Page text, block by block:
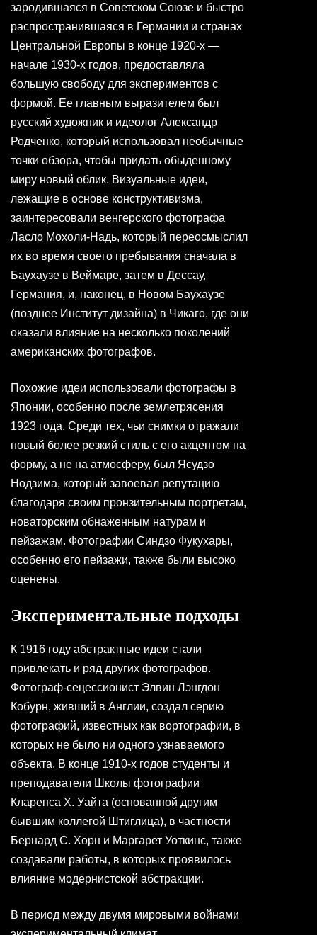
зародившаяся в Советском Союзе и быстро
распространившаяся в Германии и странах
Центральной Европы в конце 1920-х —
начале 1930-х годов, предоставляла
большую свободу для экспериментов с
формой. Ее главным выразителем был
русский художник и идеолог Александр
Родченко, который использовал необычные
точки обзора, чтобы придать обыденному
миру новый облик. Визуальные идеи,
лежащие в основе конструктивизма,
заинтересовали венгерского фотографа
Ласло Мохоли-Надь, который переосмыслил
их во время своего пребывания сначала в
Баухаузе в Веймаре, затем в Дессау,
Германия, и, наконец, в Новом Баухаузе
(позднее Институт дизайна) в Чикаго, где они
оказали влияние на несколько поколений
американских фотографов.
Похожие идеи использовали фотографы в
Японии, особенно после землетрясения
1923 года. Среди тех, чьи снимки отражали
новый более резкий стиль с его акцентом на
форму, а не на атмосферу, был Ясудзо
Нодзима, который завоевал репутацию
благодаря своим пронзительным портретам,
новаторским обнаженным натурам и
пейзажам. Фотографии Синдзо Фукухары,
особенно его пейзажи, также были высоко
оценены.
Экспериментальные подходы
К 1916 году абстрактные идеи стали
привлекать и ряд других фотографов.
Фотограф-сецессионист Элвин Лэнгдон
Кобурн, живший в Англии, создал серию
фотографий, известных как вортографии, в
которых не было ни одного узнаваемого
объекта. В конце 1910-х годов студенты и
преподаватели Школы фотографии
Кларенса Х. Уайта (основанной другим
бывшим коллегой Штиглица), в частности
Бернард С. Хорн и Маргарет Уоткинс, также
создавали работы, в которых проявилось
влияние модернистской абстракции.
В период между двумя мировыми войнами